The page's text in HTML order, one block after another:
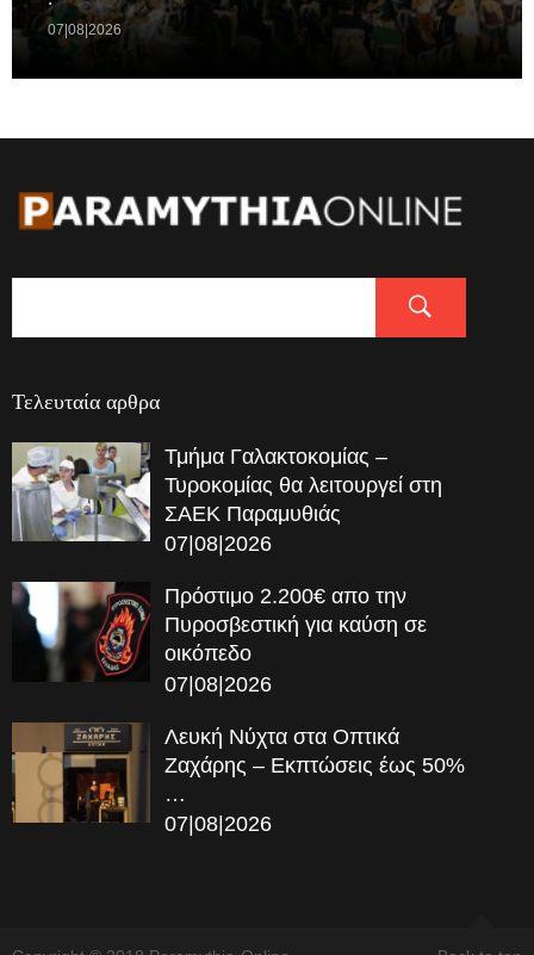
07|08|2026
Τελευταία αρθρα
Τμήμα Γαλακτοκομίας –
Τυροκομίας θα λειτουργεί στη
ΣΑΕΚ Παραμυθιάς
07|08|2026
Πρόστιμο 2.200€ απο την
Πυροσβεστική για καύση σε
οικόπεδο
07|08|2026
Λευκή Νύχτα στα Οπτικά
Ζαχάρης – Εκπτώσεις έως 50%
…
07|08|2026